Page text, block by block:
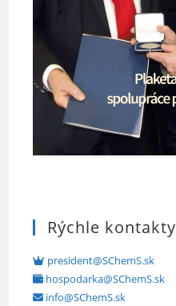
Rýchle kontakty
president@SChemS.sk
hospodarka@SChemS.sk
info@SChemS.sk